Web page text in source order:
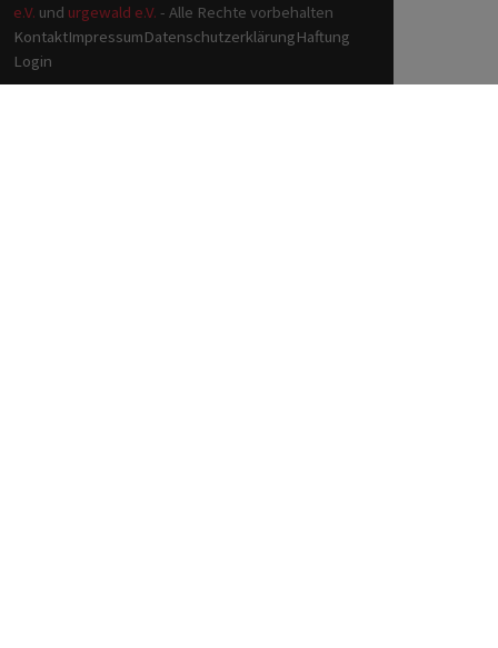
e.V. und urgewald e.V. - Alle Rechte vorbehalten
KontaktImpressumDatenschutzerklärungHaftung
Login